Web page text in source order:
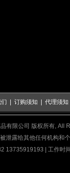
订购须知 代理须知
有限公司 版权所有, All
泄露给其他任何机构和
13735919193 | 工作时